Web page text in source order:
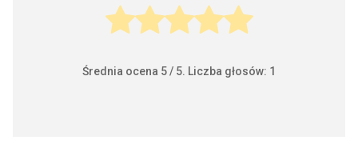
Średnia ocena 5/ 5. Liczba głosów: 1